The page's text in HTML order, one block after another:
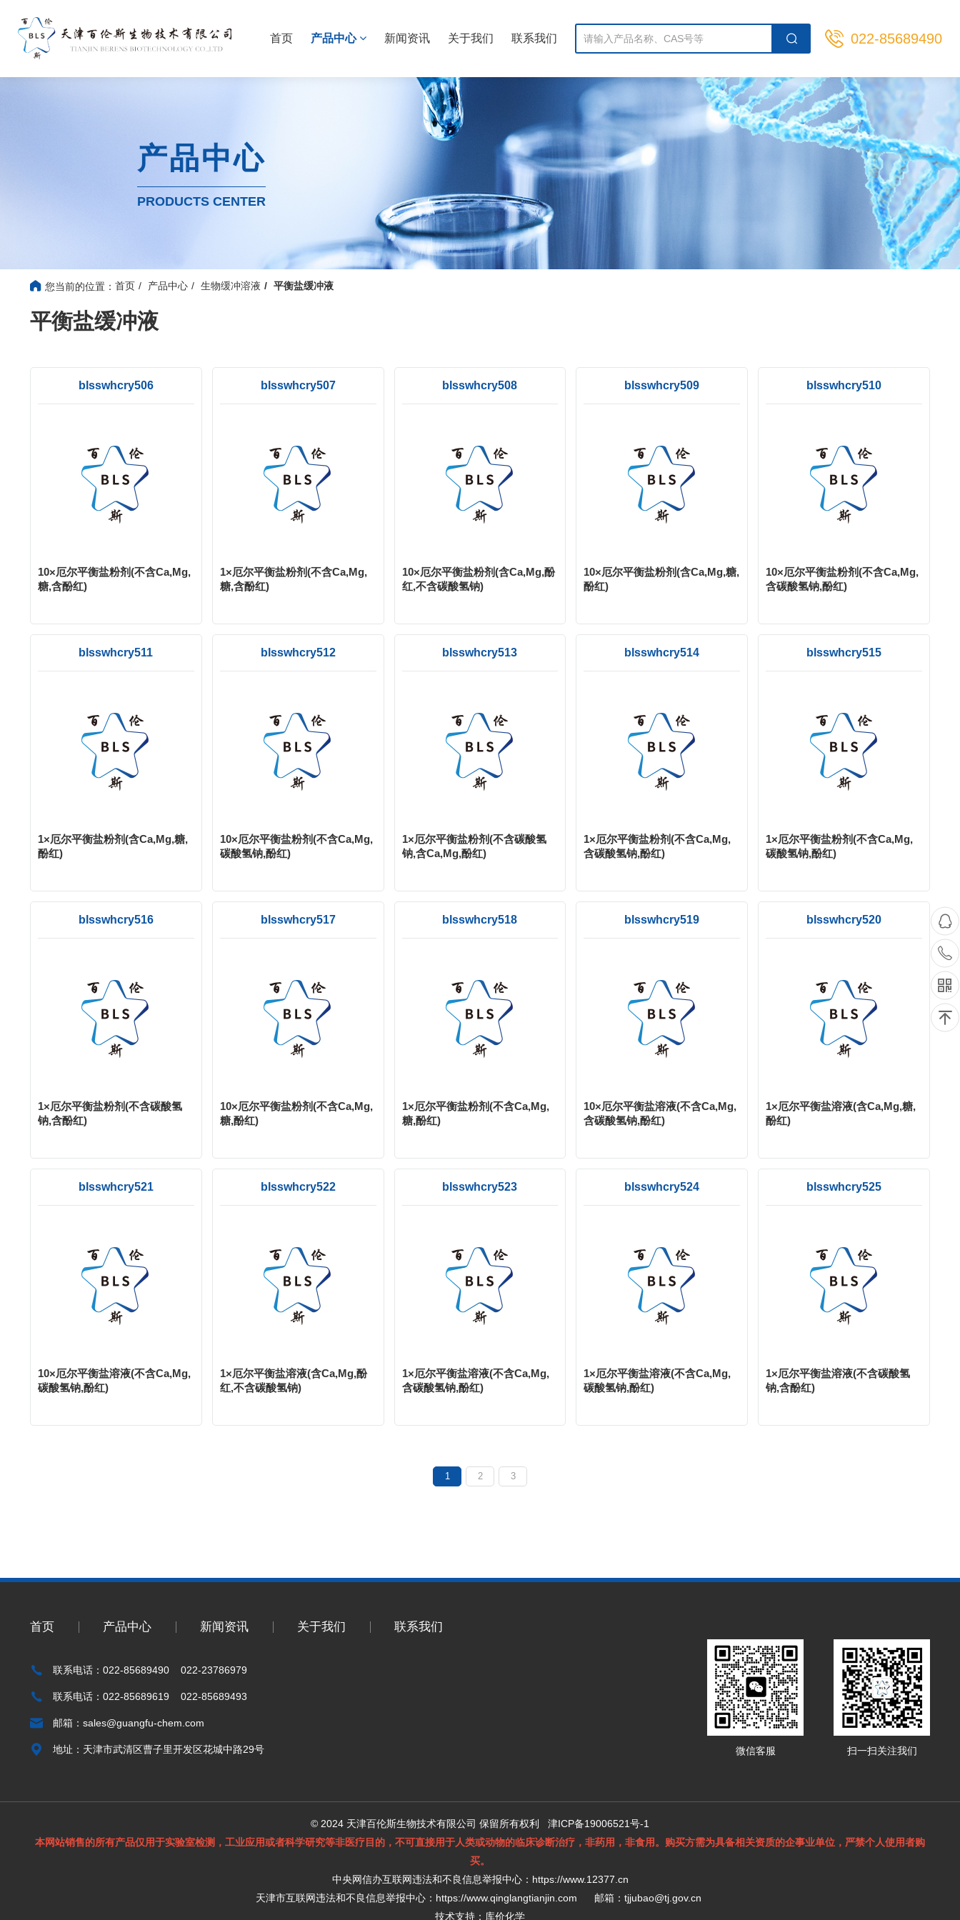
首页 产品中心 新闻资讯 关于我们 联系我们 022-85689490
产品中心
PRODUCTS CENTER
您当前的位置： 首页 产品中心 生物缓冲溶液 平衡盐缓冲液
平衡盐缓冲液
blsswhcry506
10×厄尔平衡盐粉剂(不含Ca,Mg,
糖,含酚红)
blsswhcry507
1×厄尔平衡盐粉剂(不含Ca,Mg,
糖,含酚红)
blsswhcry508
10×厄尔平衡盐粉剂(含Ca,Mg,酚
红,不含碳酸氢钠)
blsswhcry509
10×厄尔平衡盐粉剂(含Ca,Mg,糖,
酚红)
blsswhcry510
10×厄尔平衡盐粉剂(不含Ca,Mg,
含碳酸氢钠,酚红)
blsswhcry511
1×厄尔平衡盐粉剂(含Ca,Mg,糖,
酚红)
blsswhcry512
10×厄尔平衡盐粉剂(不含Ca,Mg,
碳酸氢钠,酚红)
blsswhcry513
1×厄尔平衡盐粉剂(不含碳酸氢
钠,含Ca,Mg,酚红)
blsswhcry514
1×厄尔平衡盐粉剂(不含Ca,Mg,
含碳酸氢钠,酚红)
blsswhcry515
1×厄尔平衡盐粉剂(不含Ca,Mg,
碳酸氢钠,酚红)
blsswhcry516
1×厄尔平衡盐粉剂(不含碳酸氢
钠,含酚红)
blsswhcry517
10×厄尔平衡盐粉剂(不含Ca,Mg,
糖,酚红)
blsswhcry518
1×厄尔平衡盐粉剂(不含Ca,Mg,
糖,酚红)
blsswhcry519
10×厄尔平衡盐溶液(不含Ca,Mg,
含碳酸氢钠,酚红)
blsswhcry520
1×厄尔平衡盐溶液(含Ca,Mg,糖,
酚红)
blsswhcry521
10×厄尔平衡盐溶液(不含Ca,Mg,
碳酸氢钠,酚红)
blsswhcry522
1×厄尔平衡盐溶液(含Ca,Mg,酚
红,不含碳酸氢钠)
blsswhcry523
1×厄尔平衡盐溶液(不含Ca,Mg,
含碳酸氢钠,酚红)
blsswhcry524
1×厄尔平衡盐溶液(不含Ca,Mg,
碳酸氢钠,酚红)
blsswhcry525
1×厄尔平衡盐溶液(不含碳酸氢
钠,含酚红)
1 2 3
首页 产品中心 新闻资讯 关于我们 联系我们
联系电话：022-85689490 022-23786979
联系电话：022-85689619 022-85689493
邮箱： sales@guangfu-chem.com
地址：天津市武清区曹子里开发区花城中路29号 微信客服 扫一扫关注我们
© 2024 天津百伦斯生物技术有限公司 保留所有权利 津ICP备19006521号-1
本网站销售的所有产品仅用于实验室检测，工业应用或者科学研究等非医疗目的，不可直接用于人类或动物的临床诊断治疗，非药用，非食用。购买方需为具备相关资质的企事业单位，严禁个人使用者购
买。
中央网信办互联网违法和不良信息举报中心： https://www.12377.cn
天津市互联网违法和不良信息举报中心： https://www.qinglangtianjin.com 邮箱：tjjubao@tj.gov.cn
技术支持： 库价化学